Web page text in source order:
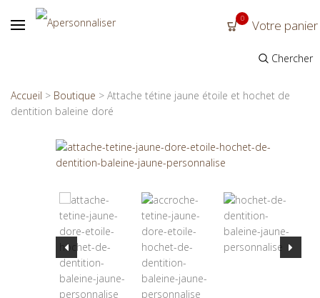
0 Votre panier
Chercher
Accueil > Boutique > Attache tétine jaune étoile et hochet de
dentition baleine doré